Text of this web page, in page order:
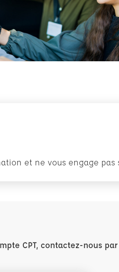
et ne vous engage pas
CPT, contactez-nous par